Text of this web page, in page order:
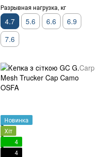
Разрывная нагрузка, кг
4.7 5.6 6.6
6.9
7.6
Новинка
Хіт
4
4